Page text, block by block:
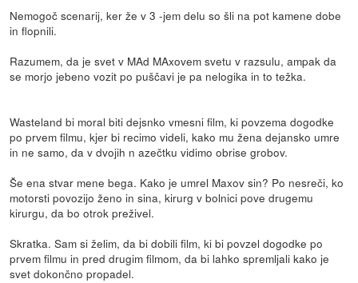
Nemogoč scenarij, ker že v 3 -jem delu so šli na pot kamene dobe
in flopnili.
Razumem, da je svet v MAd MAxovem svetu v razsulu, ampak da
se morjo jebeno vozit po puščavi je pa nelogika in to težka.
Wasteland bi moral biti dejsnko vmesni film, ki povzema dogodke
po prvem filmu, kjer bi recimo videli, kako mu žena dejansko umre
in ne samo, da v dvojih n azečtku vidimo obrise grobov.
Še ena stvar mene bega. Kako je umrel Maxov sin? Po nesreči, ko
motorsti povozijo ženo in sina, kirurg v bolnici pove drugemu
kirurgu, da bo otrok preživel.
Skratka. Sam si želim, da bi dobili film, ki bi povzel dogodke po
prvem filmu in pred drugim filmom, da bi lahko spremljali kako je
svet dokončno propadel.